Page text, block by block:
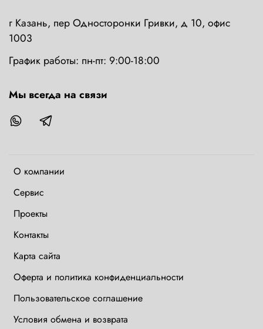
О компании
Сервис
Проекты
Контакты
Карта сайта
Оферта и политика конфиденциальности
Пользовательское соглашение
Условия обмена и возврата
г Казань, пер Односторонки Гривки, д 10, офис
1003
График работы: пн-пт: 9:00-18:00
Мы всегда на связи